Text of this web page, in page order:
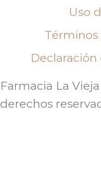
Uso
Farmacia La
derechos